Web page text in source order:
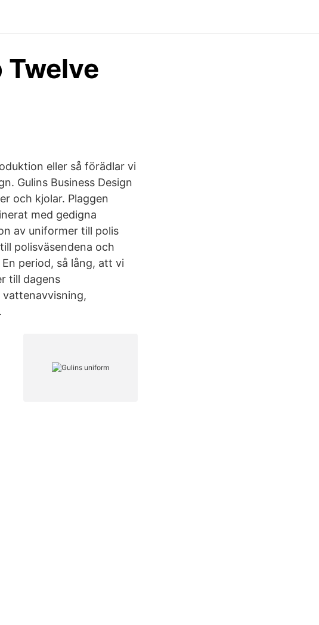
Twelve
eller så förädlar vi
Gulins Business Design
och kjolar. Plaggen
med gedigna
av uniformer till polis
polisväsendena och
period, så lång, att vi
till dagens
vattenavvisning,